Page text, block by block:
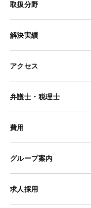
取扱分野
解決実績
アクセス
弁護士・税理士
費用
グループ案内
求人採用